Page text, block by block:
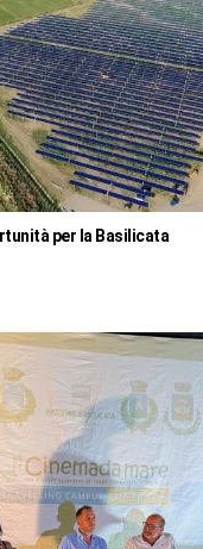
per la Basilicata